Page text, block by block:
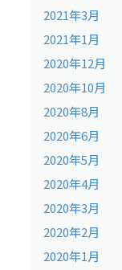
2021年3月
2021年1月
2020年12月
2020年10月
2020年8月
2020年6月
2020年5月
2020年4月
2020年3月
2020年2月
2020年1月